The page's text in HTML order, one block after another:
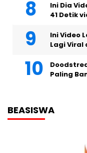
Ini Dia
41 Detik
Ini Video
Lagi Viral
Paling
BEASISWA